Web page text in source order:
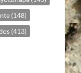
(148)
(413)